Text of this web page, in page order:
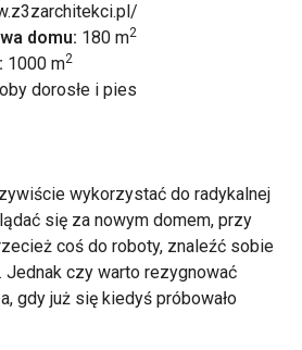
domu: 180 m2
1000 m2
dorosłe i pies
wykorzystać do radykalnej
się za nowym domem, przy
coś do roboty, znaleźć sobie
czy warto rezygnować
gdy już się kiedyś próbowało